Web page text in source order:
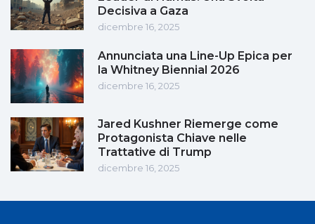
Decisiva a Gaza
dicembre 16, 2025
Annunciata una Line-Up Epica per
la Whitney Biennial 2026
dicembre 16, 2025
Jared Kushner Riemerge come
Protagonista Chiave nelle
Trattative di Trump
dicembre 16, 2025